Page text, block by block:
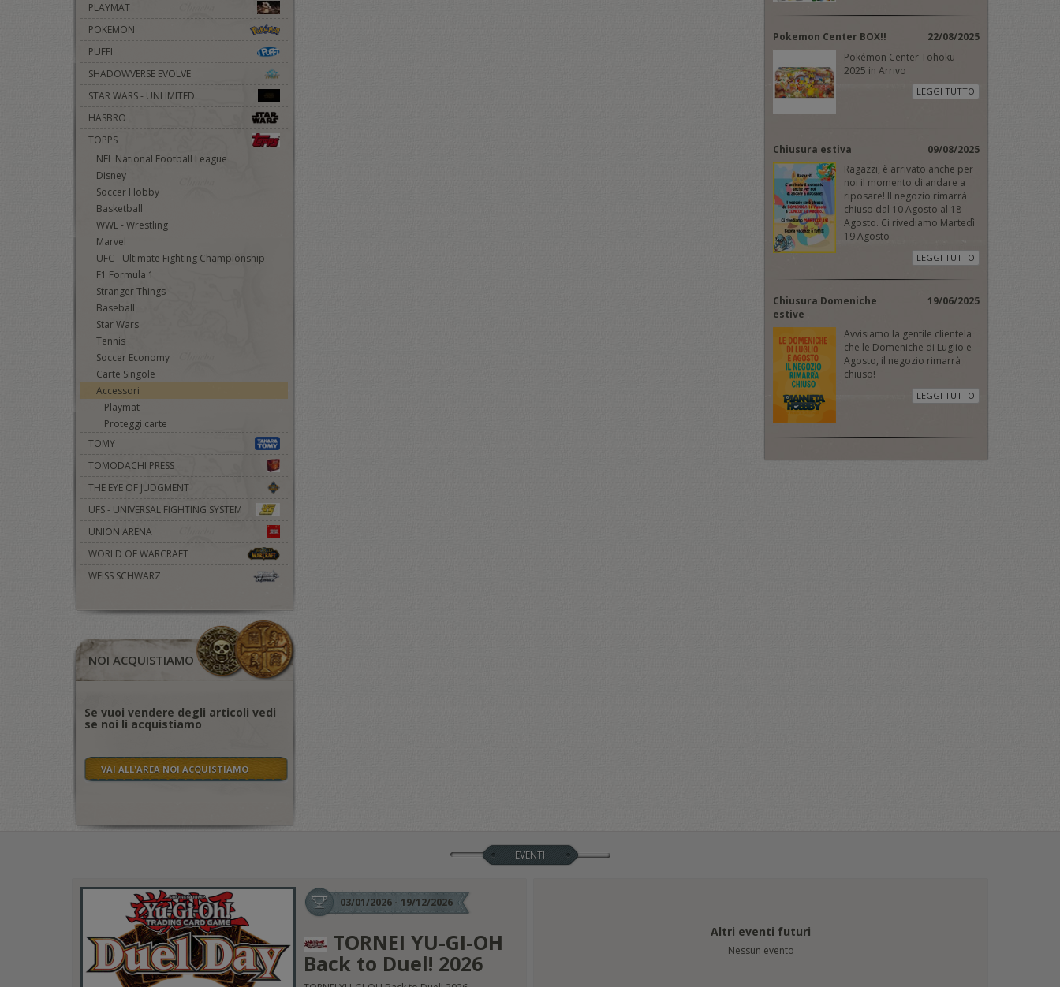
PLAYMAT
POKEMON
PUFFI
SHADOWVERSE EVOLVE
STAR WARS - UNLIMITED
HASBRO
TOPPS
NFL National Football League
Disney
Soccer Hobby
Basketball
WWE - Wrestling
Marvel
UFC - Ultimate Fighting Championship
F1 Formula 1
Stranger Things
Baseball
Star Wars
Tennis
Soccer Economy
Carte Singole
Accessori
Playmat
Proteggi carte
TOMY
TOMODACHI PRESS
THE EYE OF JUDGMENT
UFS - UNIVERSAL FIGHTING SYSTEM
UNION ARENA
WORLD OF WARCRAFT
WEISS SCHWARZ
NOI ACQUISTIAMO
Se vuoi vendere degli articoli vedi
se noi li acquistiamo
VAI ALL'AREA NOI ACQUISTIAMO
Pokemon Center BOX!!
22/08/2025
Pokémon Center Tōhoku
2025 in Arrivo
LEGGI TUTTO
Chiusura estiva
09/08/2025
Ragazzi, è arrivato anche per
noi il momento di andare a
riposare! Il negozio rimarrà
chiuso dal 10 Agosto al 18
Agosto. Ci rivediamo Martedì
19 Agosto
LEGGI TUTTO
Chiusura Domeniche
estive
19/06/2025
Avvisiamo la gentile clientela
che le Domeniche di Luglio e
Agosto, il negozio rimarrà
chiuso!
LEGGI TUTTO
EVENTI
03/01/2026 - 19/12/2026
TORNEI YU-GI-OH
Back to Duel! 2026
Altri eventi futuri
Nessun evento